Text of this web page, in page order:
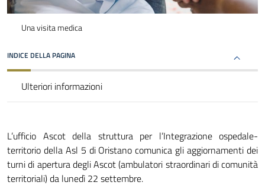
Una visita medica
INDICE DELLA PAGINA
Ulteriori informazioni
L’ufficio Ascot della struttura per l’Integrazione ospedale-
territorio della Asl 5 di Oristano comunica gli aggiornamenti dei
turni di apertura degli Ascot (ambulatori straordinari di comunità
territoriali) da lunedì 22 settembre.